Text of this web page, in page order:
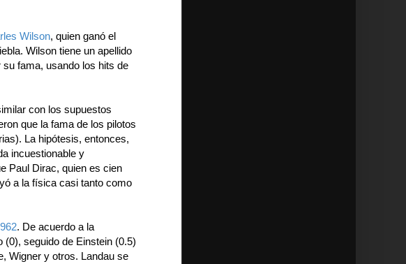
Wilson, quien ganó el
Wilson tiene un apellido
fama, usando los hits de
con los supuestos
que la fama de los pilotos
La hipótesis, entonces,
incuestionable y
Paul Dirac, quien es cien
a la física casi tanto como
. De acuerdo a la
seguido de Einstein (0.5)
Wigner y otros. Landau se